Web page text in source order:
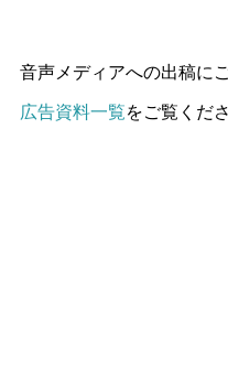
音声メディアへの出稿に
広告資料一覧をご覧くださ